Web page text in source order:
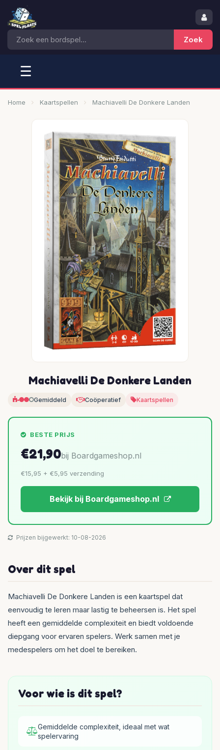
☰
Home Kaartspellen Machiavelli De Donkere Landen
Machiavelli De Donkere Landen
Gemiddeld Coöperatief Kaartspellen
BESTE PRIJS
€21,90bij Boardgameshop.nl
€15,95 + €5,95 verzending
Bekijk bij Boardgameshop.nl
Prijzen bijgewerkt: 10-08-2026
Over dit spel
Machiavelli De Donkere Landen is een kaartspel dat
eenvoudig te leren maar lastig te beheersen is. Het spel
heeft een gemiddelde complexiteit en biedt voldoende
diepgang voor ervaren spelers. Werk samen met je
medespelers om het doel te bereiken.
Voor wie is dit spel?
Gemiddelde complexiteit, ideaal met wat
spelervaring